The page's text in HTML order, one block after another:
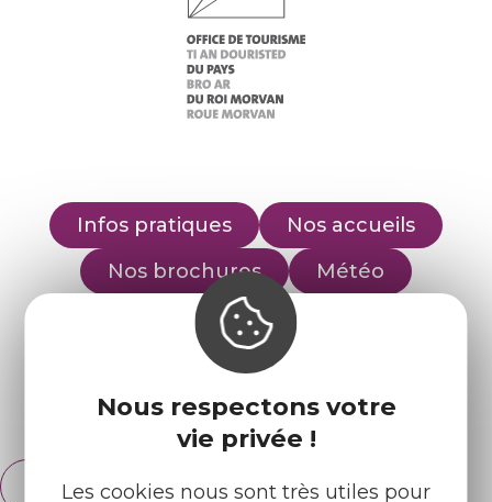
Nous respectons votre
vie privée !
Les cookies nous sont très utiles pour
Infos pratiques
Nos accueils
Nos brochures
Météo
Retrouvez-nous sur :
Espace pro Partenaires
Français
English